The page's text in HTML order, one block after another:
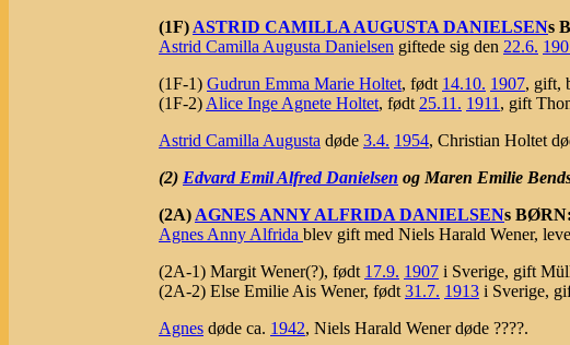
(1F) ASTRID CAMILLA AUGUSTA DANIELSENs
Astrid Camilla Augusta Danielsen giftede sig den 22.6.
(1F-1) Gudrun Emma Marie Holtet, født 14.10. 1907, gift,
(1F-2) Alice Inge Agnete Holtet, født 25.11. 1911 , gift
Astrid Camilla Augusta døde 3.4. 1954, Christian Holtet
(2) Edvard Emil Alfred Danielsen og Maren Emilie
(2A) AGNES ANNY ALFRIDA DANIELSENs BØRN:
Agnes Anny Alfrida blev gift med Niels Harald Wener,
(2A-1) Margit Wener(?), født 17.9. 1907 i Sverige, gift
(2A-2) Else Emilie Ais Wener, født 31.7. 1913 i Sverige,
Agnes døde ca. 1942, Niels Harald Wener døde ????.